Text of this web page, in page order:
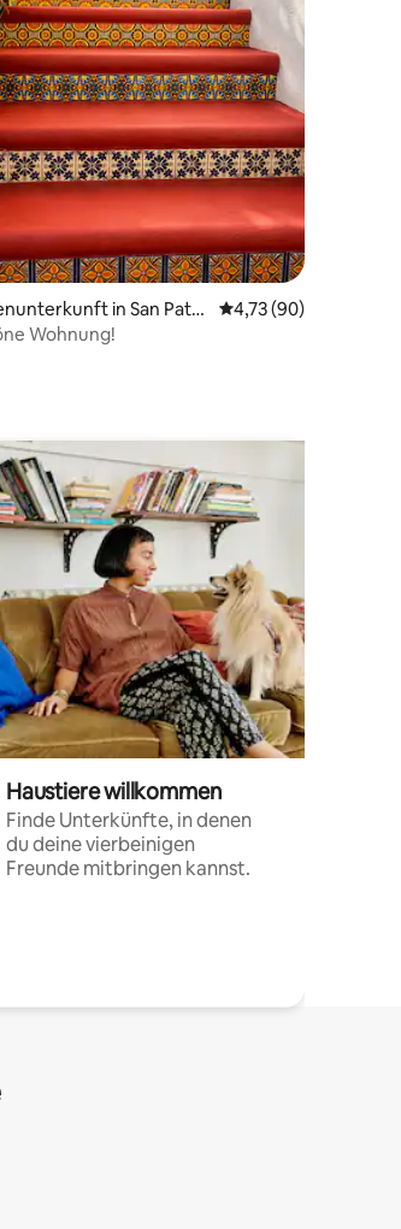
Bewertung: 5 von 5, 17 Bewertungen
in San Patri
Durchschnittliche
4,73 (90)
Wohnung!
Haustiere willkommen
Finde Unterkünfte, in denen
du deine vierbeinigen
Freunde mitbringen kannst.